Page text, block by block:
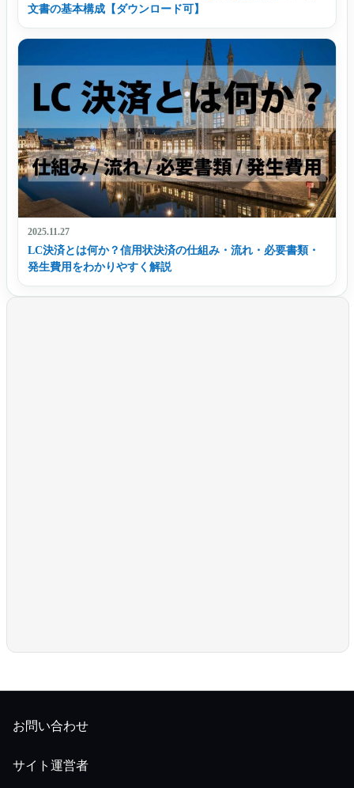
文書の基本構成【ダウンロード可】
2025.11.27
LC決済とは何か？信用状決済の仕組み・流れ・必要書類・
発生費用をわかりやすく解説
お問い合わせ
サイト運営者